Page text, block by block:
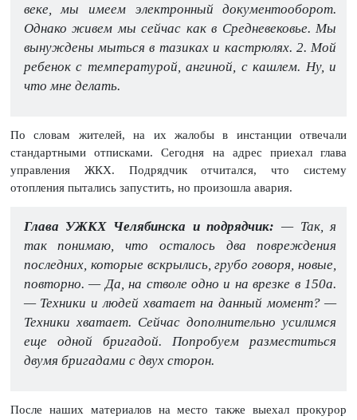
веке, мы имеем электронный документооборот.
Однако живем мы сейчас как в Средневековье. Мы
вынуждены мыться в тазиках и кастрюлях. 2. Мой
ребенок с температурой, ангиной, с кашлем. Ну, и
что мне делать.
По словам жителей, на их жалобы в инстанции отвечали
стандартными отписками. Сегодня на адрес приехал глава
управления ЖКХ. Подрядчик отчитался, что систему
отопления пытались запустить, но произошла авария.
Глава УЖКХ Челябинска и подрядчик: — Так, я
так понимаю, что осталось два повреждения
последних, которые вскрылись, грубо говоря, новые,
повторно. — Да, на стволе одно и на врезке в 150а.
— Техники и людей хватает на данный момент? —
Техники хватает. Сейчас дополнительно усилимся
еще одной бригадой. Попробуем разместиться
двумя бригадами с двух сторон.
После наших материалов на место также выехал прокурор